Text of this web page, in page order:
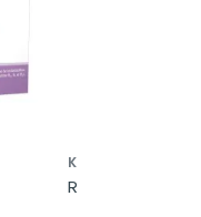
KONCARE
Resok, 15 sobres